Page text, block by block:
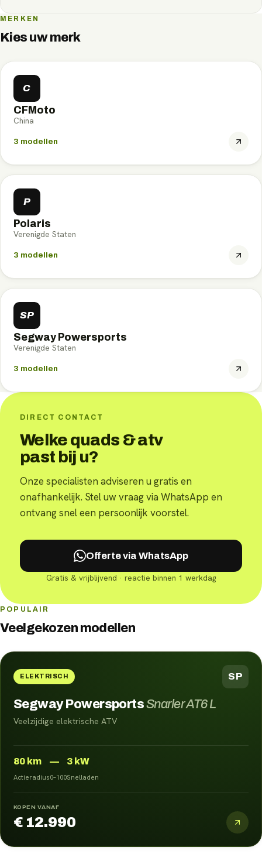
MERKEN
Kies uw merk
C
CFMoto
China
3 modellen
P
Polaris
Verenigde Staten
3 modellen
SP
Segway Powersports
Verenigde Staten
3 modellen
DIRECT CONTACT
Welke quads & atv
past bij u?
Onze specialisten adviseren u gratis en
onafhankelijk. Stel uw vraag via WhatsApp en
ontvang snel een persoonlijk voorstel.
Offerte via WhatsApp
Gratis & vrijblijvend · reactie binnen 1 werkdag
POPULAIR
Veelgekozen modellen
ELEKTRISCH SP
Segway PowersportsSnarler AT6 L
Veelzijdige elektrische ATV
80 km
Actieradius
—
0–100
3 kW
Snelladen
KOPEN VANAF
€ 12.990